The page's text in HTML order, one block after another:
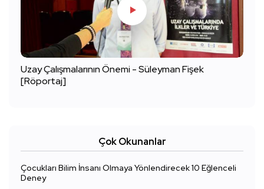
Uzay Çalışmalarının Önemi - Süleyman Fişek
[Röportaj]
Çok Okunanlar
Çocukları Bilim İnsanı Olmaya Yönlendirecek 10 Eğlenceli
Deney